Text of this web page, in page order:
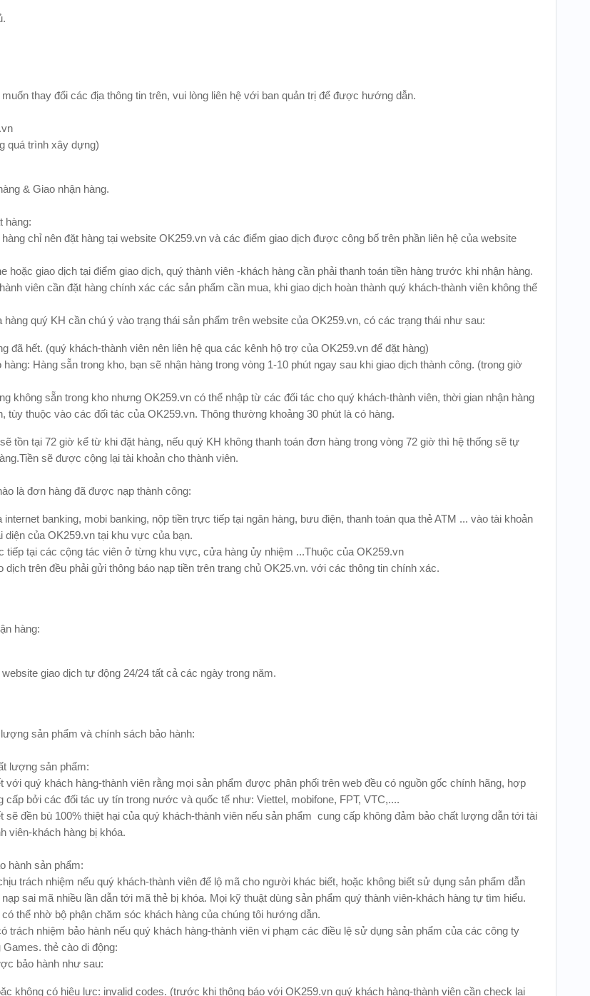
muốn thay đổi các địa thông tin trên, vui lòng liên hệ với ban quản trị để được hướng dẫn.
quá trình xây dựng)
& Giao nhận hàng.
hàng:
chỉ nên đặt hàng tại website OK259.vn và các điểm giao dịch được công bố trên phần liên hệ của website
hoặc giao dịch tại điểm giao dịch, quý thành viên -khách hàng cần phải thanh toán tiền hàng trước khi nhận hàng.
viên cần đặt hàng chính xác các sản phẩm cần mua, khi giao dịch hoàn thành quý khách-thành viên không thể
quý KH cần chú ý vào trạng thái sản phẩm trên website của OK259.vn, có các trạng thái như sau:
đã hết. (quý khách-thành viên nên liên hệ qua các kênh hộ trợ của OK259.vn để đặt hàng)
hàng: Hàng sẵn trong kho, bạn sẽ nhận hàng trong vòng 1-10 phút ngay sau khi giao dịch thành công. (trong giờ
không sẵn trong kho nhưng OK259.vn có thể nhập từ các đối tác cho quý khách-thành viên, thời gian nhận hàng
tùy thuộc vào các đối tác của OK259.vn. Thông thường khoảng 30 phút là có hàng.
tồn tại 72 giờ kể từ khi đặt hàng, nếu quý KH không thanh toán đơn hàng trong vòng 72 giờ thì hệ thống sẽ tự
sẽ được cộng lại tài khoản cho thành viên.
là đơn hàng đã được nạp thành công:
internet banking, mobi banking, nộp tiền trực tiếp tại ngân hàng, bưu điện, thanh toán qua thẻ ATM ... vào tài khoản
diện của OK259.vn tại khu vực của bạn.
tiếp tại các cộng tác viên ở từng khu vực, cửa hàng ủy nhiệm ...Thuộc của OK259.vn
dịch trên đều phải gửi thông báo nạp tiền trên trang chủ OK25.vn. với các thông tin chính xác.
hàng:
giao dịch tự động 24/24 tất cả các ngày trong năm.
sản phẩm và chính sách bảo hành:
lượng sản phẩm:
với quý khách hàng-thành viên rằng mọi sản phẩm được phân phối trên web đều có nguồn gốc chính hãng, hợp
cấp bởi các đối tác uy tín trong nước và quốc tế như: Viettel, mobifone, FPT, VTC,....
sẽ đền bù 100% thiệt hại của quý khách-thành viên nếu sản phẩm cung cấp không đảm bảo chất lượng dẫn tới tài
viên-khách hàng bị khóa.
hành sản phẩm:
trách nhiệm nếu quý khách-thành viên để lộ mã cho người khác biết, hoặc không biết sử dụng sản phẩm dẫn
sai mã nhiều lần dẫn tới mã thẻ bị khóa. Mọi kỹ thuật dùng sản phẩm quý thành viên-khách hàng tự tìm hiểu.
có thể nhờ bộ phận chăm sóc khách hàng của chúng tôi hướng dẫn.
trách nhiệm bảo hành nếu quý khách hàng-thành viên vi phạm các điều lệ sử dụng sản phẩm của các công ty
Games. thẻ cào di động:
bảo hành như sau:
không có hiệu lực: invalid codes. (trước khi thông báo với OK259.vn quý khách hàng-thành viên cần check lại